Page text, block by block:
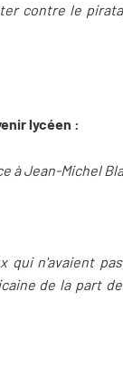
contre le
lycéen :
à Jean-Michel
qui n'avaient
de la part